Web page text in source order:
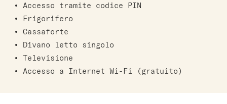
Accesso tramite codice PIN
Frigorifero
Cassaforte
Divano letto singolo
Televisione
Accesso a Internet Wi-Fi (gratuito)